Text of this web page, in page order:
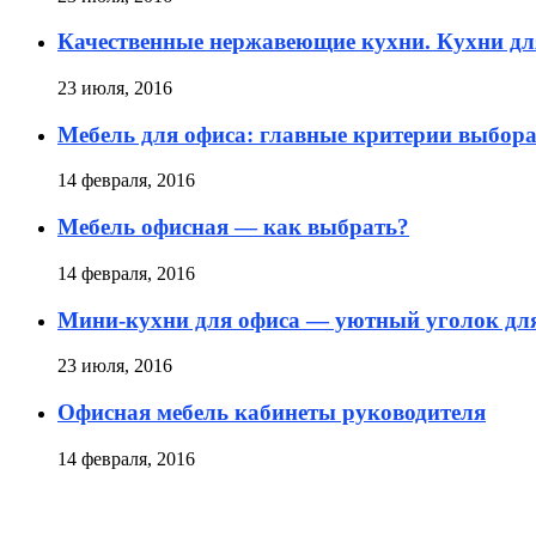
Качественные нержавеющие кухни. Кухни
23 июля, 2016
Мебель для офиса: главные критерии выбора
14 февраля, 2016
Мебель офисная — как выбрать?
14 февраля, 2016
Мини-кухни для офиса — уютный уголок
23 июля, 2016
Офисная мебель кабинеты руководителя
14 февраля, 2016